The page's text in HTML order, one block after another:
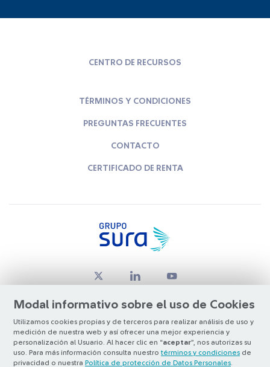
Modal informativo sobre el uso de Cookies
Utilizamos cookies propias y de terceros para realizar análisis de uso y
medición de nuestra web y así ofrecer una mejor experiencia y
personalización al Usuario. Al hacer clic en “aceptar”, nos autorizas su
uso. Para más información consulta nuestro términos y condiciones de
privacidad o nuestra Política de protección de Datos Personales
CENTRO DE RECURSOS
TÉRMINOS Y CONDICIONES
PREGUNTAS FRECUENTES
CONTACTO
CERTIFICADO DE RENTA
© Copyright Grupo SURA 2026